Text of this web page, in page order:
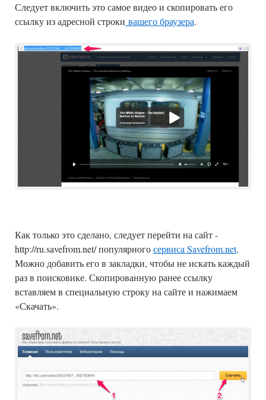
Следует включить это самое видео и скопировать его
ссылку из адресной строки вашего браузера.
Как только это сделано, следует перейти на сайт -
http://ru.savefrom.net/ популярногосервиса Savefrom.net.
Можно добавить его в закладки, чтобы не искать каждый
раз в поисковике. Скопированную ранее ссылку
вставляем в специальную строку на сайте и нажимаем
«Скачать».